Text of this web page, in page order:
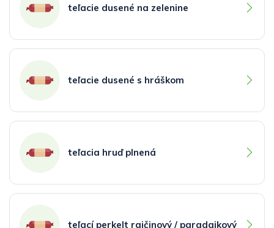
teľacie dusené na zelenine
teľacie dusené s hráškom
teľacia hruď plnená
teľací perkelt rajčinový / paradajkový